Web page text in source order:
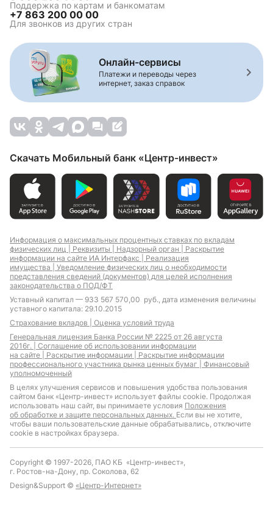
Поддержка по картам и банкоматам
+7 863 200 00 00
Для звонков из других стран
Онлайн-сервисы
Платежи и переводы через
интернет, заказ справок
Скачать Мобильный банк «Центр-инвест»
Информация о максимальных процентных ставках по вкладам
физических лиц | Реквизиты | Надзорный орган | Раскрытие
информации на сайте ИА Интерфакс | Реализация
имущества | Уведомление физических лиц о необходимости
представления сведений (документов) для целей исполнения
законодательства о ПОД/ФТ
Уставный капитал — 933 567 570,00 руб., дата изменения величины
уставного капитала: 29.10.2015
Страхование вкладов | Оценка условий труда
Генеральная лицензия Банка России № 2225 от 26 августа
2016г. | Соглашение об использовании информации
на сайте | Раскрытие информации | Раскрытие информации
профессионального участника рынка ценных бумаг | Финансовый
уполномоченный
В целях улучшения сервисов и повышения удобства пользования
сайтом банк «Центр-инвест» использует файлы cookie. Продолжая
использовать наш сайт, вы принимаете условия Положения
об обработке и защите персональных данных. Если вы не хотите,
чтобы ваши пользовательские данные обрабатывались, отключите
cookie в настройках браузера.
Copyright © 1997-2026, ПАО КБ «Центр-инвест»,
г. Ростов-на-Дону, пр. Соколова, 62
Design&Support © «Центр-Интернет»